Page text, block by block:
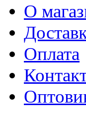
О
Оплата